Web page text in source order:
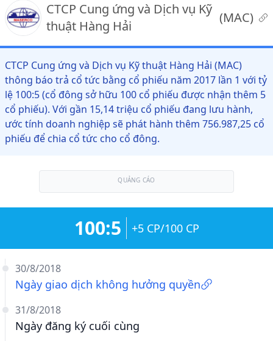
CTCP Cung ứng và Dịch vụ Kỹ
thuật Hàng Hải
(MAC)
CTCP Cung ứng và Dịch vụ Kỹ thuật Hàng Hải (MAC)
thông báo trả cổ tức bằng cổ phiếu năm 2017 lần 1 với tỷ
lệ 100:5 (cổ đông sở hữu 100 cổ phiếu được nhận thêm 5
cổ phiếu). Với gần 15,14 triệu cổ phiếu đang lưu hành,
ước tính doanh nghiệp sẽ phát hành thêm 756.987,25 cổ
phiếu để chia cổ tức cho cổ đông.
QUẢNG CÁO
30/8/2018
Ngày giao dịch không hưởng quyền
31/8/2018
Ngày đăng ký cuối cùng
100:5 +5 CP/100 CP